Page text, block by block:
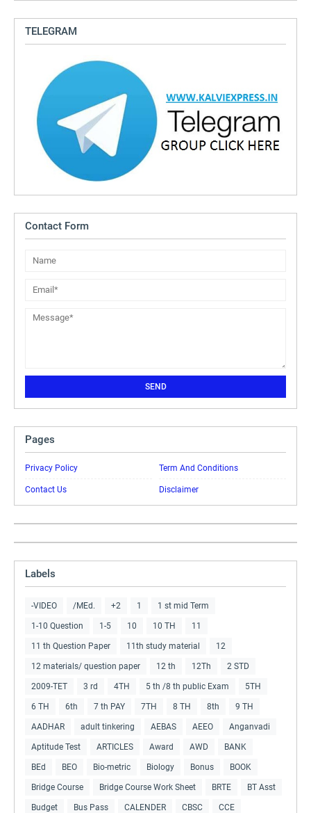
TELEGRAM
Contact Form
Pages
Privacy Policy Term And Conditions
Contact Us Disclaimer
Labels
-VIDEO /MEd. +2 1 1 st mid Term
1-10 Question 1-5 10 10 TH 11
11 th Question Paper 11th study material 12
12 materials/ question paper 12 th 12Th 2 STD
2009-TET 3 rd 4TH 5 th /8 th public Exam 5TH
6 TH 6th 7 th PAY 7TH 8 TH 8th 9 TH
AADHAR adult tinkering AEBAS AEEO Anganvadi
Aptitude Test ARTICLES Award AWD BANK
BEd BEO Bio-metric Biology Bonus BOOK
Bridge Course Bridge Course Work Sheet BRTE BT Asst
Budget Bus Pass CALENDER CBSC CCE